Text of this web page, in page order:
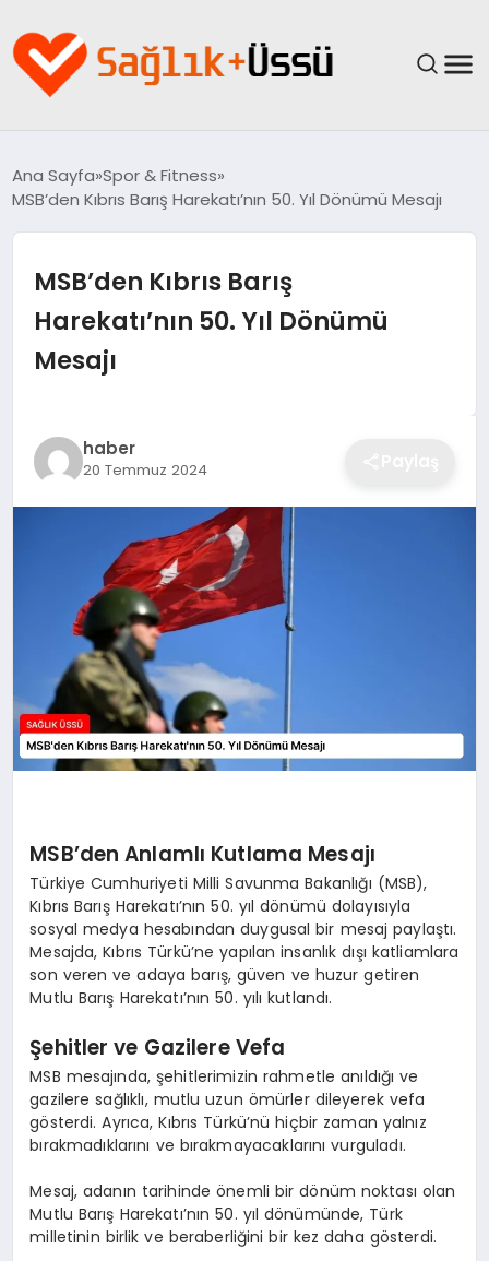
SAĞLIK
GÜNCEL
BESLENME
Ana Sayfa Spor & Fitness
MSB’den Kıbrıs Barış Harekatı’nın 50. Yıl Dönümü Mesajı
MSB’den Kıbrıs Barış
Harekatı’nın 50. Yıl Dönümü
Mesajı
haber
20 Temmuz 2024
MSB’den Anlamlı Kutlama Mesajı
Türkiye Cumhuriyeti Milli Savunma Bakanlığı (MSB),
Kıbrıs Barış Harekatı’nın 50. yıl dönümü dolayısıyla
sosyal medya hesabından duygusal bir mesaj paylaştı.
Mesajda, Kıbrıs Türkü’ne yapılan insanlık dışı katliamlara
son veren ve adaya barış, güven ve huzur getiren
Mutlu Barış Harekatı’nın 50. yılı kutlandı.
Şehitler ve Gazilere Vefa
MSB mesajında, şehitlerimizin rahmetle anıldığı ve
gazilere sağlıklı, mutlu uzun ömürler dileyerek vefa
gösterdi. Ayrıca, Kıbrıs Türkü’nü hiçbir zaman yalnız
bırakmadıklarını ve bırakmayacaklarını vurguladı.
Mesaj, adanın tarihinde önemli bir dönüm noktası olan
Mutlu Barış Harekatı’nın 50. yıl dönümünde, Türk
milletinin birlik ve beraberliğini bir kez daha gösterdi.